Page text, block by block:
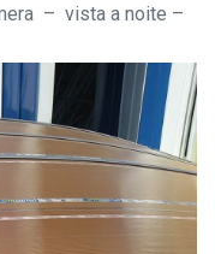
– vista a noite –